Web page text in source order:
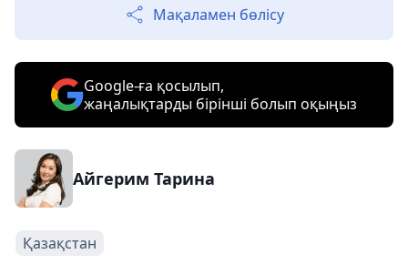
Мақаламен бөлісу
Google-ға қосылып,
жаңалықтарды бірінші болып оқыңыз
Айгерим Тарина
Қазақстан